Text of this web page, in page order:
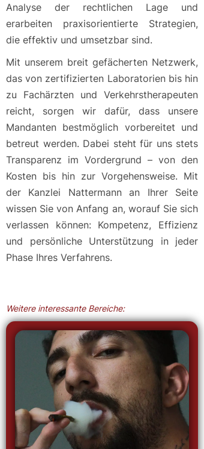
Analyse der rechtlichen Lage und
erarbeiten praxisorientierte Strategien,
die effektiv und umsetzbar sind.
Mit unserem breit gefächerten Netzwerk,
das von zertifizierten Laboratorien bis hin
zu Fachärzten und Verkehrstherapeuten
reicht, sorgen wir dafür, dass unsere
Mandanten bestmöglich vorbereitet und
betreut werden. Dabei steht für uns stets
Transparenz im Vordergrund – von den
Kosten bis hin zur Vorgehensweise. Mit
der Kanzlei Nattermann an Ihrer Seite
wissen Sie von Anfang an, worauf Sie sich
verlassen können: Kompetenz, Effizienz
und persönliche Unterstützung in jeder
Phase Ihres Verfahrens.
Weitere interessante Bereiche: